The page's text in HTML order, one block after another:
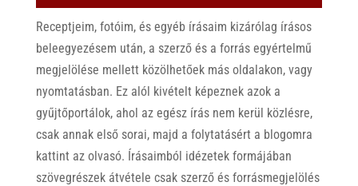
Receptjeim, fotóim, és egyéb írásaim kizárólag írásos
beleegyezésem után, a szerző és a forrás egyértelmű
megjelölése mellett közölhetőek más oldalakon, vagy
nyomtatásban. Ez alól kivételt képeznek azok a
gyűjtőportálok, ahol az egész írás nem kerül közlésre,
csak annak első sorai, majd a folytatásért a blogomra
kattint az olvasó. Írásaimból idézetek formájában
szövegrészek átvétele csak szerző és forrásmegjelölés